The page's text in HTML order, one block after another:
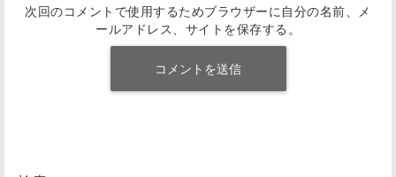
次回のコメントで使用するためブラウザーに自分の名前、メ
ールアドレス、サイトを保存する。